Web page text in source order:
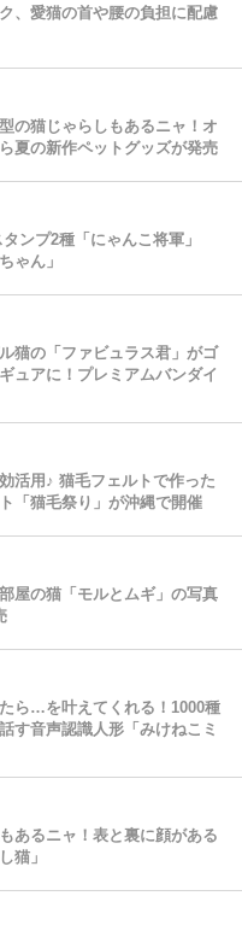
、愛猫の首や腰の負担に配慮
の猫じゃらしもあるニャ！オ
夏の新作ペットグッズが発売
ンプ2種「にゃんこ将軍」
ゃん」
猫の「ファビュラス君」がゴ
ュアに！プレミアムバンダイ
活用♪ 猫毛フェルトで作った
「猫毛祭り」が沖縄で開催
屋の猫「モルとムギ」の写真
ら…を叶えてくれる！1000種
す音声認識人形「みけねこミ
あるニャ！表と裏に顔がある
猫」